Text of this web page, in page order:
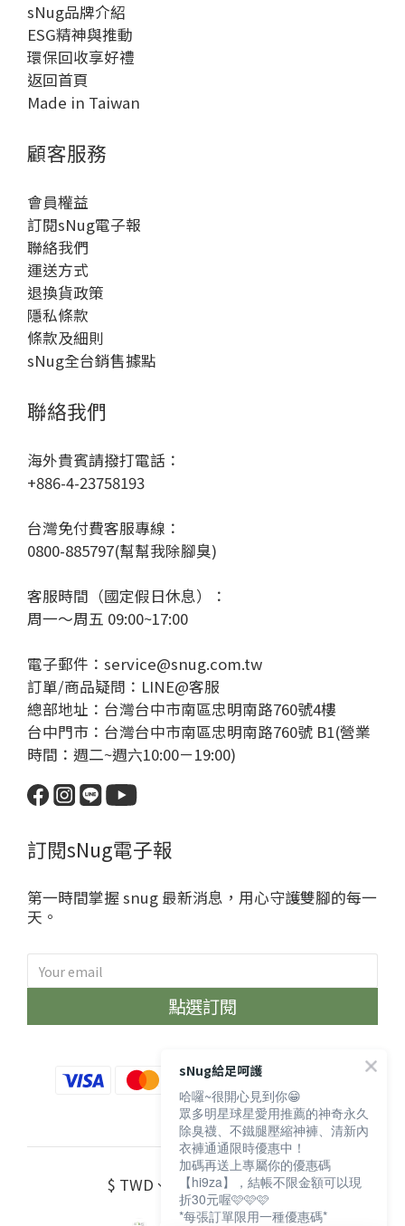
sNug品牌介紹
ESG精神與推動
環保回收享好禮
返回首頁
Made in Taiwan
顧客服務
會員權益
訂閱sNug電子報
聯絡我們
運送方式
退換貨政策
隱私條款
條款及細則
sNug全台銷售據點
聯絡我們
海外貴賓請撥打電話：
+886-4-23758193
台灣免付費客服專線：
0800-885797(幫幫我除腳臭)
客服時間（國定假日休息）：
周一～周五 09:00~17:00
電子郵件：service@snug.com.tw
訂單/商品疑問： LINE@客服
總部地址：台灣台中市南區忠明南路760號4樓
台中門市：台灣台中市南區忠明南路760號 B1(營業
時間：週二~週六10:00－19:00)
訂閱sNug電子報
第一時間掌握 snug 最新消息，用心守護雙腳的每一
天。
點選訂閱
$ TWD English
sNug給足呵護
哈囉~很開心見到你😁
眾多明星球星愛用推薦的神奇永久
除臭襪、不鐵腿壓縮神褲、清新內
衣褲通通限時優惠中！
加碼再送上專屬你的優惠碼
【hi9za】，結帳不限金額可以現
折30元喔🩷🩷🩷
*每張訂單限用一種優惠碼*